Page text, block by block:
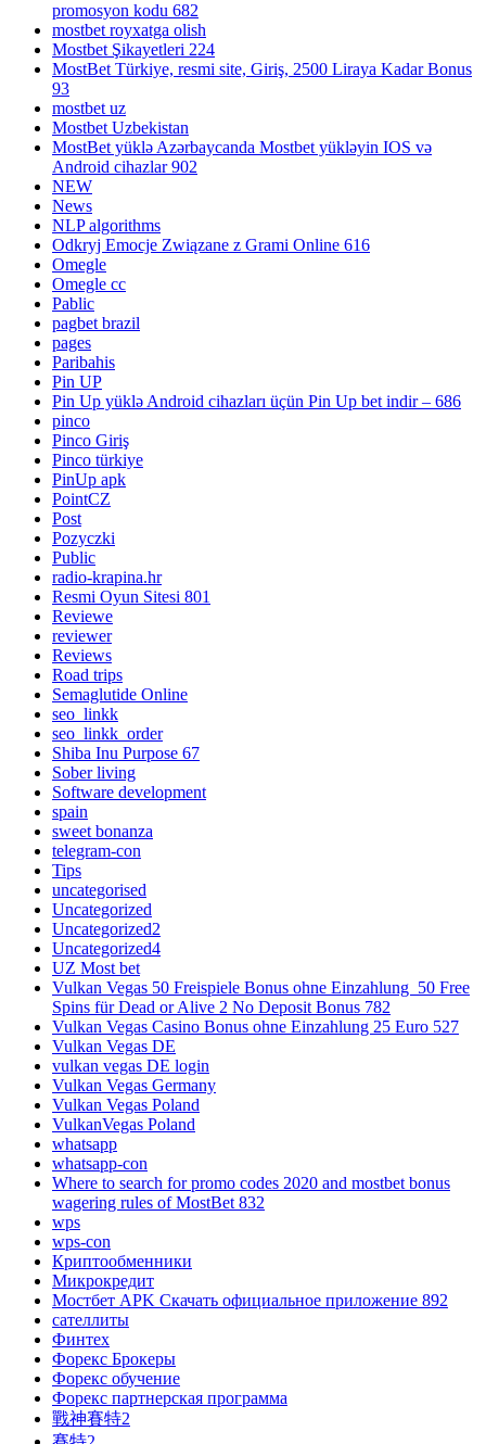
promosyon kodu 682
mostbet royxatga olish
Mostbet Şikayetleri 224
MostBet Türkiye, resmi site, Giriş, 2500 Liraya Kadar Bonus
93
mostbet uz
Mostbet Uzbekistan
MostBet yüklə Azərbaycanda Mostbet yükləyin IOS və
Android cihazlar 902
NEW
News
NLP algorithms
Odkryj Emocje Związane z Grami Online 616
Omegle
Omegle cc
Pablic
pagbet brazil
pages
Paribahis
Pin UP
Pin Up yüklə Android cihazları üçün Pin Up bet indir – 686
pinco
Pinco Giriş
Pinco türkiye
PinUp apk
PointCZ
Post
Pozyczki
Public
radio-krapina.hr
Resmi Oyun Sitesi 801
Reviewe
reviewer
Reviews
Road trips
Semaglutide Online
seo_linkk
seo_linkk_order
Shiba Inu Purpose 67
Sober living
Software development
spain
sweet bonanza
telegram-con
Tips
uncategorised
Uncategorized
Uncategorized2
Uncategorized4
UZ Most bet
Vulkan Vegas 50 Freispiele Bonus ohne Einzahlung ️ 50 Free
Spins für Dead or Alive 2 No Deposit Bonus 782
Vulkan Vegas Casino Bonus ohne Einzahlung 25 Euro 527
Vulkan Vegas DE
vulkan vegas DE login
Vulkan Vegas Germany
Vulkan Vegas Poland
VulkanVegas Poland
whatsapp
whatsapp-con
Where to search for promo codes 2020 and mostbet bonus
wagering rules of MostBet 832
wps
wps-con
Криптообменники
Микрокредит
Мостбет APK Скачать официальное приложение 892
сателлиты
Финтех
Форекс Брокеры
Форекс обучение
Форекс партнерская программа
戰神賽特2